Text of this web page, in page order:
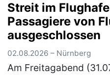
Haftbefehl gegen den
(mehr)
Streit im
Passagiere von
ausgeschlossen
02.08.2026 – Nürnberg
Am Freitagabend